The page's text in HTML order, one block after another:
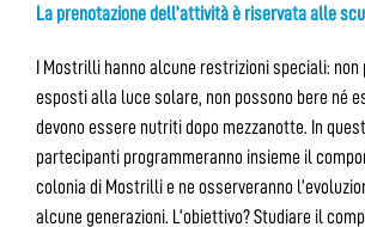
La prenotazione dell’attività è riservata alle
I Mostrilli hanno alcune restrizioni speciali: non
esposti alla luce solare, non possono bere né
devono essere nutriti dopo mezzanotte. In
partecipanti programmeranno insieme il
colonia di Mostrilli e ne osserveranno
alcune generazioni. L’obiettivo? Studiare il